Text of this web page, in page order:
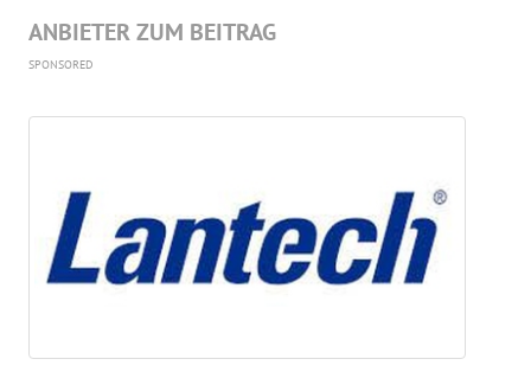
ANBIETER ZUM BEITRAG
SPONSORED